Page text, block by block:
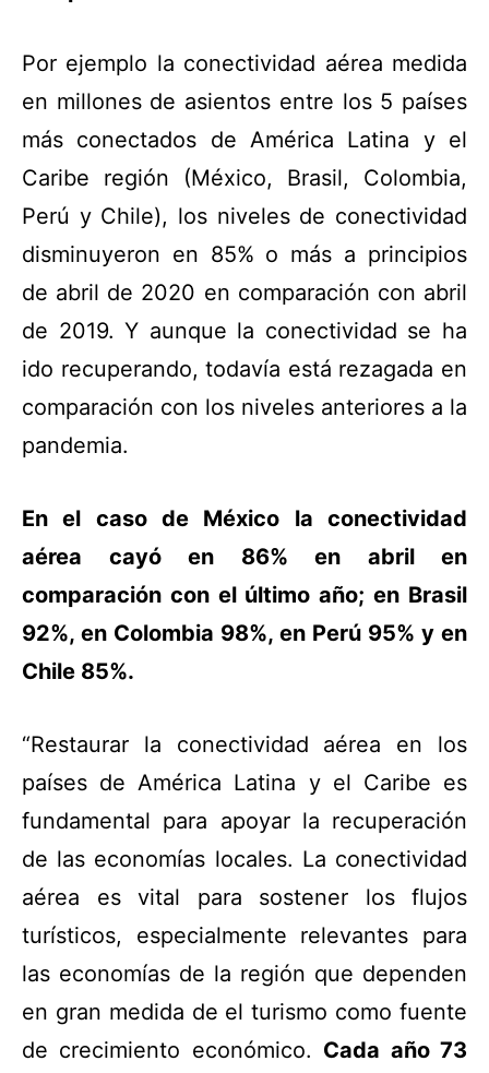
Por ejemplo la conectividad aérea medida
en millones de asientos entre los 5 países
más conectados de América Latina y el
Caribe región (México, Brasil, Colombia,
Perú y Chile), los niveles de conectividad
disminuyeron en 85% o más a principios
de abril de 2020 en comparación con abril
de 2019. Y aunque la conectividad se ha
ido recuperando, todavía está rezagada en
comparación con los niveles anteriores a la
pandemia.
En el caso de México la conectividad
aérea cayó en 86% en abril en
comparación con el último año; en Brasil
92%, en Colombia 98%, en Perú 95% y en
Chile 85%.
“Restaurar la conectividad aérea en los
países de América Latina y el Caribe es
fundamental para apoyar la recuperación
de las economías locales. La conectividad
aérea es vital para sostener los flujos
turísticos, especialmente relevantes para
las economías de la región que dependen
en gran medida de el turismo como fuente
de crecimiento económico. Cada año 73